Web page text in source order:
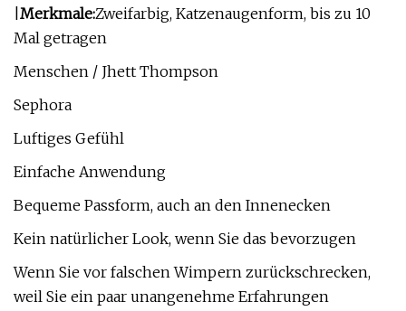
Merkmale:Zweifarbig, Katzenaugenform, bis zu 10
Mal getragen
Menschen / Jhett Thompson
Sephora
Luftiges Gefühl
Einfache Anwendung
Bequeme Passform, auch an den Innenecken
Kein natürlicher Look, wenn Sie das bevorzugen
Wenn Sie vor falschen Wimpern zurückschrecken,
weil Sie ein paar unangenehme Erfahrungen